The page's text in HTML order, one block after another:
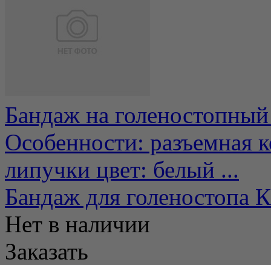
Бандаж на
Особенности: разъемная
липучки цвет: белый ...
Бандаж для
Нет в наличии
Заказать